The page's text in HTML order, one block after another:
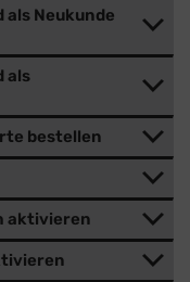
als Neukunde
als
bestellen
aktivieren